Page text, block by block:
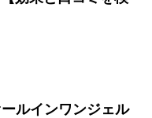
ールインワンジェル